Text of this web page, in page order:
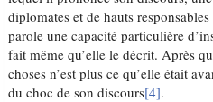
diplomates et de hauts
parole une capacité particulière
fait même qu’elle le décrit. Après
choses n’est plus ce qu’elle était
du choc de son discours[4].